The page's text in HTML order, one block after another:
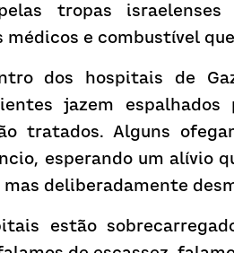
tropas
médicos e combustível
dos hospitais de
jazem
tratados. Alguns
esperando um alívio
mas deliberadamente
estão